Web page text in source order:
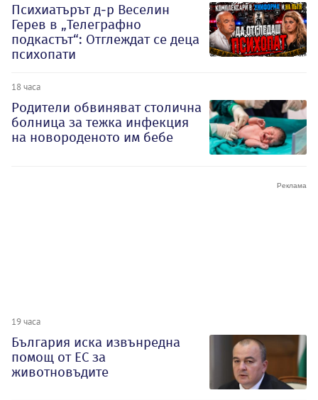
Психиатърът д-р Веселин
Герев в „Телеграфно
подкастът“: Отглеждат се деца
психопати
18 часа
Родители обвиняват столична
болница за тежка инфекция
на новороденото им бебе
19 часа
България иска извънредна
помощ от ЕС за
животновъдите